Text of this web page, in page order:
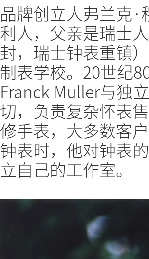
品牌创立人弗兰克
利人，父亲是瑞士
封，瑞士钟表重镇
制表学校。20世纪
Franck Muller与独
切，负责复杂怀表
修手表，大多数客
钟表时，他对钟表
立自己的工作室。